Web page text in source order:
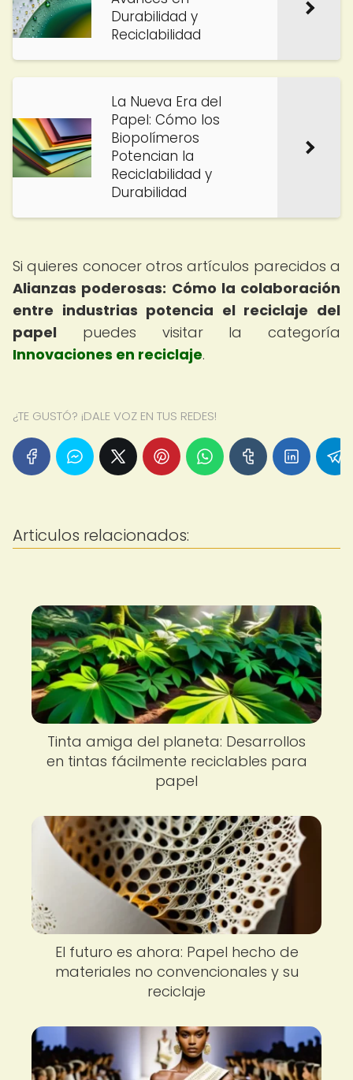
Durabilidad y
Reciclabilidad
La Nueva Era del
Papel: Cómo los
Biopolímeros
Potencian la
Reciclabilidad y
Durabilidad
Si quieres conocer otros artículos parecidos a
Alianzas poderosas: Cómo la colaboración
entre industrias potencia el reciclaje del
papel puedes visitar la categoría
Innovaciones en reciclaje.
¿TE GUSTÓ? ¡DALE VOZ EN TUS REDES!
Articulos relacionados:
Tinta amiga del planeta: Desarrollos
en tintas fácilmente reciclables para
papel
El futuro es ahora: Papel hecho de
materiales no convencionales y su
reciclaje